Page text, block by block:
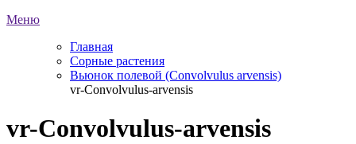
Меню
Главная
Сорные растения
Вьюнок полевой (Convolvulus arvensis)
vr-Convolvulus-arvensis
vr-Convolvulus-arvensis